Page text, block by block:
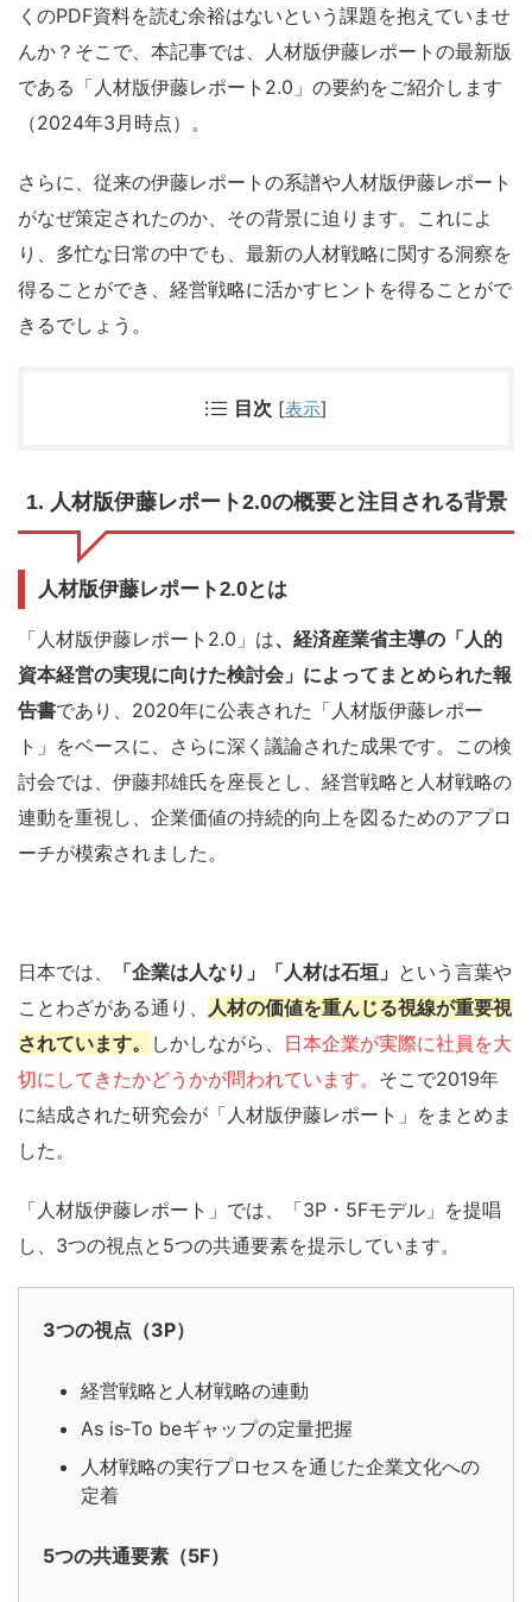
くのPDF資料を読む余裕はないという課題を抱えていませ
んか？そこで、本記事では、人材版伊藤レポートの最新版
である「人材版伊藤レポート2.0」の要約をご紹介します
（2024年3月時点）。
さらに、従来の伊藤レポートの系譜や人材版伊藤レポート
がなぜ策定されたのか、その背景に迫ります。これによ
り、多忙な日常の中でも、最新の人材戦略に関する洞察を
得ることができ、経営戦略に活かすヒントを得ることがで
きるでしょう。
目次 [表示]
1. 人材版伊藤レポート2.0の概要と注目される背景
人材版伊藤レポート2.0とは
「人材版伊藤レポート2.0」は、経済産業省主導の「人的
資本経営の実現に向けた検討会」によってまとめられた報
告書であり、2020年に公表された「人材版伊藤レポー
ト」をベースに、さらに深く議論された成果です。この検
討会では、伊藤邦雄氏を座長とし、経営戦略と人材戦略の
連動を重視し、企業価値の持続的向上を図るためのアプロ
ーチが模索されました。
日本では、 「企業は人なり」「人材は石垣」 という言葉や
ことわざがある通り、
人材の価値を重んじる視線が重要視
されています。
しかしながら、 日本企業が実際に社員を大
切にしてきたかどうかが問われています。 そこで2019年
に結成された研究会が「人材版伊藤レポート」をまとめま
した。
「人材版伊藤レポート」では、「3P・5Fモデル」を提唱
し、3つの視点と5つの共通要素を提示しています。
3つの視点（3P）
経営戦略と人材戦略の連動
As is‐To beギャップの定量把握
人材戦略の実行プロセスを通じた企業文化への
定着
5つの共通要素（5F）